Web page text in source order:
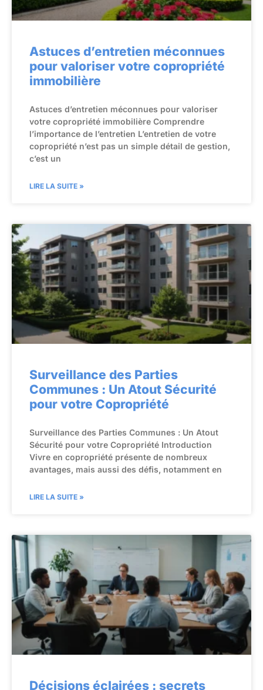
Astuces d’entretien méconnues
pour valoriser votre copropriété
immobilière
Astuces d’entretien méconnues pour valoriser
votre copropriété immobilière Comprendre
l’importance de l’entretien L’entretien de votre
copropriété n’est pas un simple détail de gestion,
c’est un
LIRE LA SUITE »
Surveillance des Parties
Communes : Un Atout Sécurité
pour votre Copropriété
Surveillance des Parties Communes : Un Atout
Sécurité pour votre Copropriété Introduction
Vivre en copropriété présente de nombreux
avantages, mais aussi des défis, notamment en
LIRE LA SUITE »
Décisions éclairées : secrets